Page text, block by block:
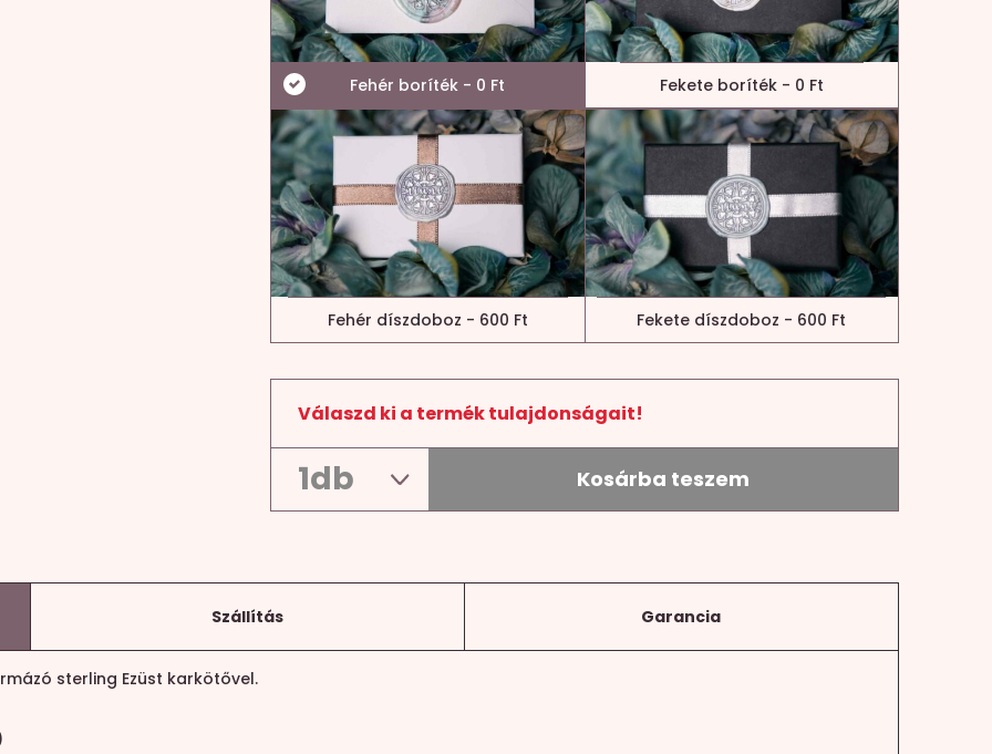
Fehér boríték - 0 Ft Fekete boríték - 0 Ft
Fehér díszdoboz - 600 Ft Fekete díszdoboz - 600 Ft
Válaszd ki a termék tulajdonságait!
Kosárba teszem
Szállítás Garancia
sterling Ezüst karkötővel.